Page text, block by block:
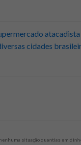
cidades
situação quantias em